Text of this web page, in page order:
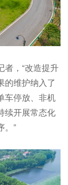
者，“改造提升
的维护纳入了
车停放、非机
续开展常态化
。”